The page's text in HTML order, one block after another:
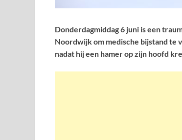
Donderdagmiddag 6 juni is een
Noordwijk om medische bijstand te
nadat hij een hamer op zijn hoofd